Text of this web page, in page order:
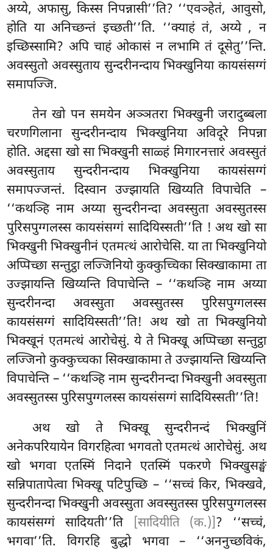
अय्ये, अफासु, किस्स निपन्नासी’’ति? ‘‘एवञ्हेतं, आवुसो,
होति या अनिच्छन्तं इच्छती’’ति. ‘‘क्याहं तं, अय्ये , न
इच्छिस्सामि? अपि चाहं ओकासं न लभामि तं दूसेतु’’न्ति.
अवस्सुतो अवस्सुताय सुन्दरीनन्दाय भिक्खुनिया कायसंसग्गं
समापज्जि.
तेन खो पन समयेन अञ्ञतरा भिक्खुनी जरादुब्बला
चरणगिलाना सुन्दरीनन्दाय भिक्खुनिया अविदूरे निपन्ना
होति. अद्दसा खो सा भिक्खुनीसाळ्हं मिगारनत्तारं अवस्सुतं
अवस्सुताय सुन्दरीनन्दाय भिक्खुनिया कायसंसग्गं
समापज्जन्तं. दिस्वान उज्झायति खिय्यति विपाचेति –
‘‘कथञ्हि नाम अय्या सुन्दरीनन्दा अवस्सुता अवस्सुतस्स
पुरिसपुग्गलस्स कायसंसग्गं सादियिस्सती’’ति ! अथ खो सा
भिक्खुनी भिक्खुनीनं एतमत्थं आरोचेसि. या ता भिक्खुनियो
अप्पिच्छा सन्तुट्ठा लज्जिनियो कुक्कुच्चिका सिक्खाकामा ता
उज्झायन्ति खिय्यन्ति विपाचेन्ति – ‘‘कथञ्हि नाम अय्या
सुन्दरीनन्दा अवस्सुता अवस्सुतस्स पुरिसपुग्गलस्स
कायसंसग्गं सादियिस्सती’’ति! अथ खो ता भिक्खुनियो
भिक्खूनं एतमत्थं आरोचेसुं. ये ते भिक्खू अप्पिच्छा सन्तुट्ठा
लज्जिनो कुक्कुच्चका सिक्खाकामा ते उज्झायन्ति खिय्यन्ति
विपाचेन्ति – ‘‘कथञ्हि नाम सुन्दरीनन्दा भिक्खुनी अवस्सुता
अवस्सुतस्स पुरिसपुग्गलस्स कायसंसग्गं सादियिस्सती’’ति!
अथ खो ते भिक्खू सुन्दरीनन्दं भिक्खुनिं
अनेकपरियायेन विगरहित्वा भगवतो एतमत्थं आरोचेसुं. अथ
खो भगवा एतस्मिं निदाने एतस्मिं पकरणे भिक्खुसङ्घं
सन्निपातापेत्वा भिक्खू पटिपुच्छि – ‘‘सच्चं किर, भिक्खवे,
सुन्दरीनन्दा भिक्खुनी अवस्सुता अवस्सुतस्स पुरिसपुग्गलस्स
कायसंसग्गं सादियती’’ति
[सादियीति (क.)]? ‘‘सच्चं,
भगवा’’ति. विगरहि बुद्धो भगवा – ‘‘अननुच्छविकं,